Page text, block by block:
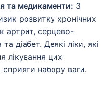
та медикаменти: З
розвитку хронічних
артрит, серцево-
діабет. Деякі ліки, які
лікування цих
набору ваги.